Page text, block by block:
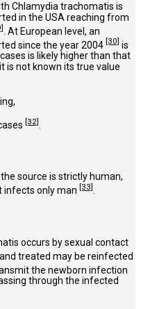
Chlamydia trachomatis is
in the USA reaching from
. At European level, an
since the year 2004 [30] is
is likely higher than that
is not known its true value
[32]
source is strictly human,
infects only man [33]
occurs by sexual contact
treated may be reinfected
the newborn infection
through the infected